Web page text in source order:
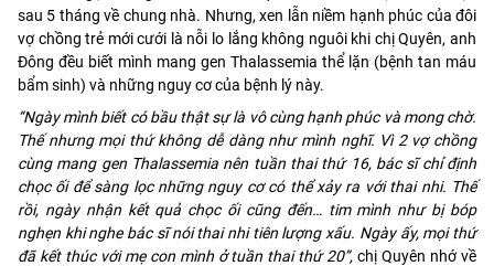
sau 5 tháng về chung nhà. Nhưng, xen lẫn niềm hạnh phúc của đôi
vợ chồng trẻ mới cưới là nỗi lo lắng không nguôi khi chị Quyên, anh
Đông đều biết mình mang gen Thalassemia thể lặn (bệnh tan máu
bẩm sinh) và những nguy cơ của bệnh lý này.
“Ngày mình biết có bầu thật sự là vô cùng hạnh phúc và mong chờ.
Thế nhưng mọi thứ không dễ dàng như mình nghĩ. Vì 2 vợ chồng
cùng mang gen Thalassemia nên tuần thai thứ 16, bác sĩ chỉ định
chọc ối để sàng lọc những nguy cơ có thể xảy ra với thai nhi. Thế
rồi, ngày nhận kết quả chọc ối cũng đến… tim mình như bị bóp
nghẹn khi nghe bác sĩ nói thai nhi tiên lượng xấu. Ngày ấy, mọi thứ
đã kết thúc với mẹ con mình ở tuần thai thứ 20”, chị Quyên nhớ về